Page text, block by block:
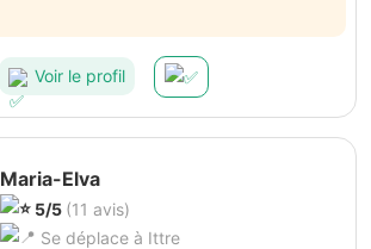
Voir le profil
Maria-Elva
5/5 (11 avis)
Se déplace à Ittre